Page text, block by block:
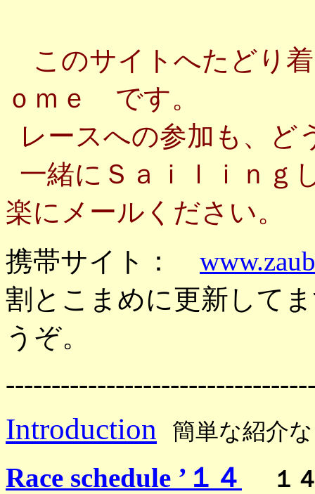
このサイトへたどり
ｏｍｅ です。
レースへの参加も、ど
一緒にＳａｉｌｉｎ
楽にメールください。
携帯サイト：
割とこまめに更新して
うぞ。
Introduction 簡単な紹介
Race schedule ’ １４ １